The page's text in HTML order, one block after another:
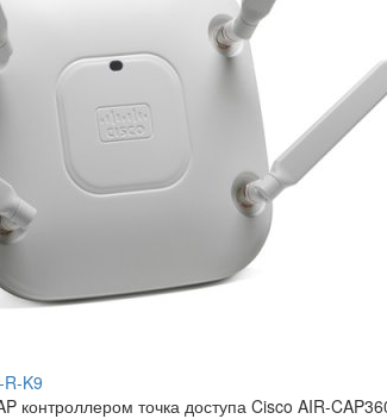
K9
контроллером точка доступа Cisco AIR-